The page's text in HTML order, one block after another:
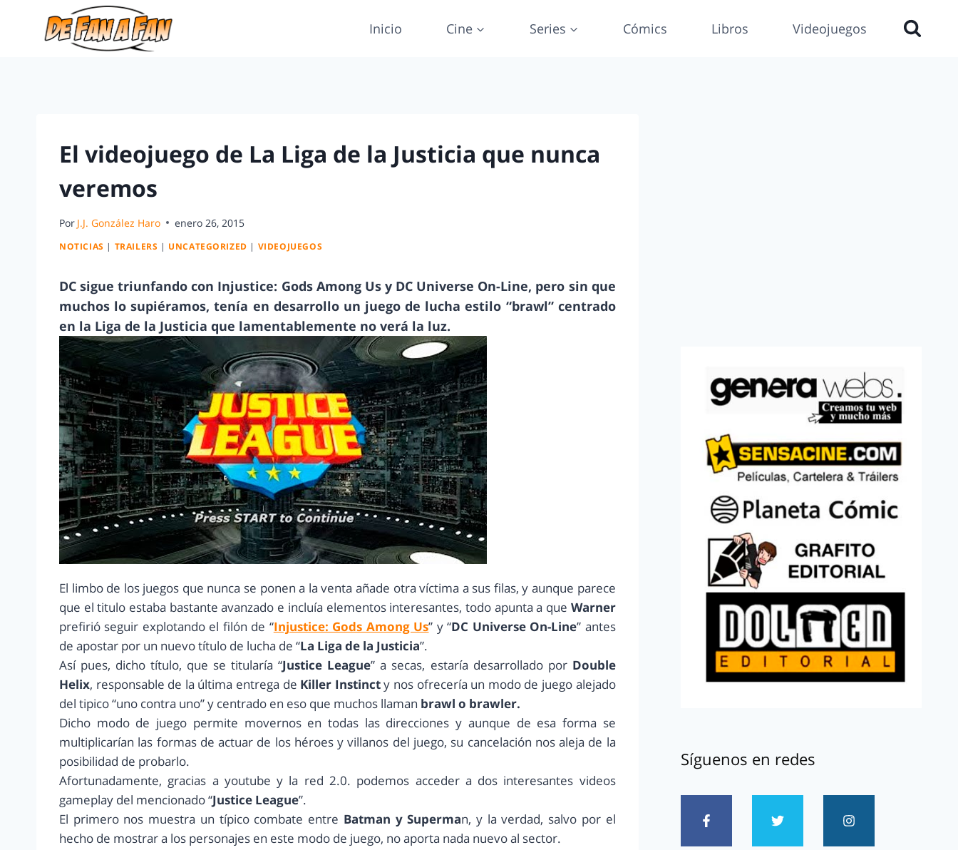
Inicio Cine Series Cómics Libros Videojuegos
El videojuego de La Liga de la Justicia que nunca
veremos
Por J.J. González Haro enero 26, 2015
NOTICIAS | TRAILERS | UNCATEGORIZED | VIDEOJUEGOS
DC sigue triunfando con Injustice: Gods Among Us y DC Universe On-Line, pero sin que
muchos lo supiéramos, tenía en desarrollo un juego de lucha estilo “brawl” centrado
en la Liga de la Justicia que lamentablemente no verá la luz.
El limbo de los juegos que nunca se ponen a la venta añade otra víctima a sus filas, y aunque parece
que el titulo estaba bastante avanzado e incluía elementos interesantes, todo apunta a que Warner
prefirió seguir explotando el filón de “Injustice: Gods Among Us” y “DC Universe On-Line” antes
de apostar por un nuevo título de lucha de “La Liga de la Justicia”.
Así pues, dicho título, que se titularía “Justice League” a secas, estaría desarrollado por Double
Helix, responsable de la última entrega de Killer Instincty nos ofrecería un modo de juego alejado
del tipico “uno contra uno” y centrado en eso que muchos llaman brawl o brawler.
Dicho modo de juego permite movernos en todas las direcciones y aunque de esa forma se
multiplicarían las formas de actuar de los héroes y villanos del juego, su cancelación nos aleja de la
posibilidad de probarlo.
Afortunadamente, gracias a youtube y la red 2.0. podemos acceder a dos interesantes videos
gameplay del mencionado “Justice League”.
El primero nos muestra un típico combate entre Batman y Superman, y la verdad, salvo por el
hecho de mostrar a los personajes en este modo de juego, no aporta nada nuevo al sector.
Síguenos en redes